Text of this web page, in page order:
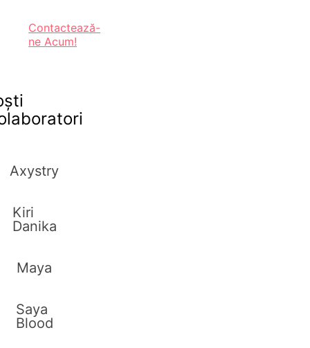
Contactează-
ne Acum!
Axystry
Kiri
Danika
Maya
Saya
Blood